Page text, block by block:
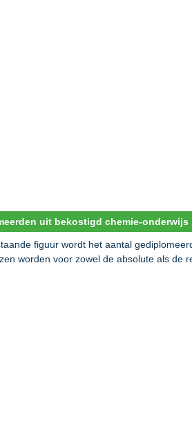
uit bekostigd chemie-
figuur wordt het aantal
worden voor zowel de absolute als de